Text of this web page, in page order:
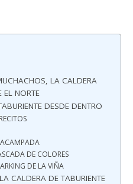
LA CALDERA
EL NORTE
DESDE DENTRO
DE COLORES
DE LA VIÑA
CALDERA DE TABURIENTE